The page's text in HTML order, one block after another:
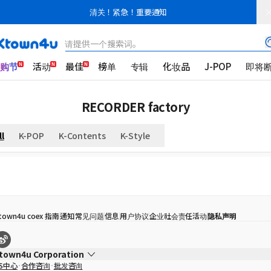
清关！紧急！重要通知
请提供一个搜索词。
节 活动 最佳 榜单 专辑 化妆品 J-POP 即将
RECORDER factory
K-POP K-Contents K-Style
coex 指南通知常见问题信息用户协议企业社会责任活动隐私声明
Corporation
中心 合作咨询 批发咨询